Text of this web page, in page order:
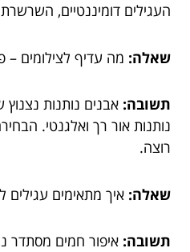
העגילים דומיננטיים,
שאלה: מה עדיף לצילומים –
תשובה: אבנים נותנות נצנוץ
נותנות אור רך ואלגנטי.
רוצה.
שאלה: איך מתאימים עגילים
תשובה: איפור חמים מסתדר